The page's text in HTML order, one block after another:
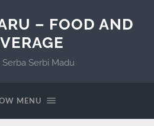
– FOOD AND
Serbi Madu
MENU